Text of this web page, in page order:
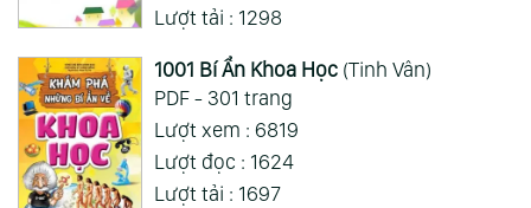
Lượt tải : 1298
1001 Bí Ẩn Khoa Học(Tinh Vân)
PDF - 301 trang
Lượt xem : 6819
Lượt đọc : 1624
Lượt tải : 1697